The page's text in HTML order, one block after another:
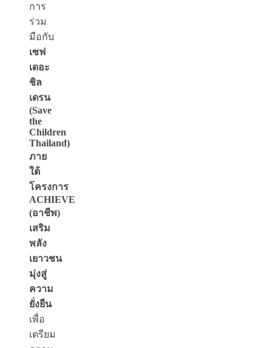
การ
ร่วม
มือกับ
เซฟ
เดอะ
ชิล
เดรน
(Save
the
Children
Thailand)
ภาย
ใต้
โครงการ
ACHIEVE
(อาชีพ)
เสริม
พลัง
เยาวชน
มุ่งสู่
ความ
ยั่งยืน
เพื่อ
เตรียม